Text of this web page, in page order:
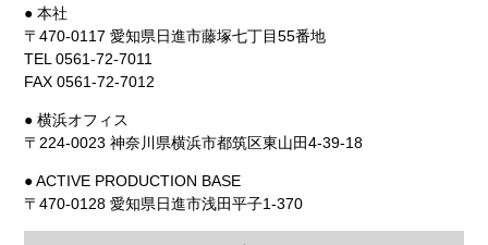
● 本社
〒470-0117 愛知県日進市藤塚七丁目55番地
TEL 0561-72-7011
FAX 0561-72-7012
● 横浜オフィス
〒224-0023 神奈川県横浜市都筑区東山田4-39-18
● ACTIVE PRODUCTION BASE
〒470-0128 愛知県日進市浅田平子1-370